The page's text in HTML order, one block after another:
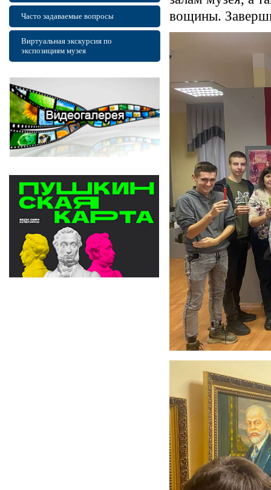
Часто задаваемые вопросы
Виртуальная экскурсия по
экспозициям музея
вощины.